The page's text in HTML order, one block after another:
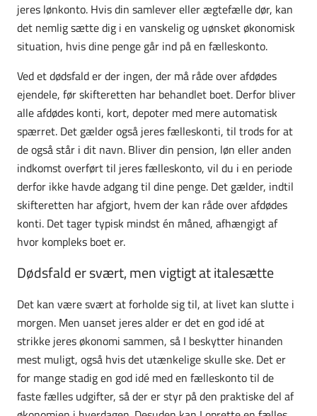
jeres lønkonto. Hvis din samlever eller ægtefælle dør, kan
det nemlig sætte dig i en vanskelig og uønsket økonomisk
situation, hvis dine penge går ind på en fælleskonto.
Ved et dødsfald er der ingen, der må råde over afdødes
ejendele, før skifteretten har behandlet boet. Derfor bliver
alle afdødes konti, kort, depoter med mere automatisk
spærret. Det gælder også jeres fælleskonti, til trods for at
de også står i dit navn. Bliver din pension, løn eller anden
indkomst overført til jeres fælleskonto, vil du i en periode
derfor ikke havde adgang til dine penge. Det gælder, indtil
skifteretten har afgjort, hvem der kan råde over afdødes
konti. Det tager typisk mindst én måned, afhængigt af
hvor kompleks boet er.
Dødsfald er svært, men vigtigt at italesætte
Det kan være svært at forholde sig til, at livet kan slutte i
morgen. Men uanset jeres alder er det en god idé at
strikke jeres økonomi sammen, så I beskytter hinanden
mest muligt, også hvis det utænkelige skulle ske. Det er
for mange stadig en god idé med en fælleskonto til de
faste fælles udgifter, så der er styr på den praktiske del af